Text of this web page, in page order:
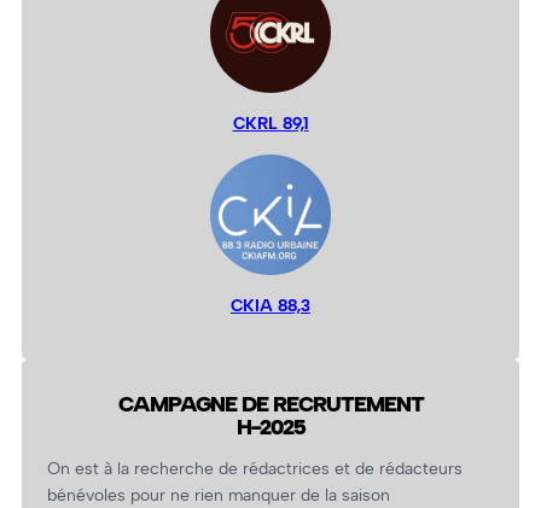
CKRL 89,1
CKIA 88,3
CAMPAGNE DE RECRUTEMENT
H-2025
On est à la recherche de rédactrices et de rédacteurs
bénévoles pour ne rien manquer de la saison